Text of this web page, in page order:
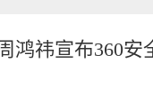
鸿祎宣布360